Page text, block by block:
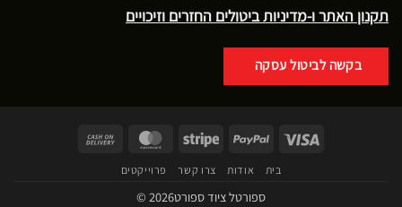
תקנון האתר ו-מדיניות ביטולים החזרים וזיכויים
בקשה לביטול עסקה
Visa
PayPal
Stripe
MasterCard
בית אודות צרו קשר פרוייקטים
ספורטל ציוד ספורט2026 ©